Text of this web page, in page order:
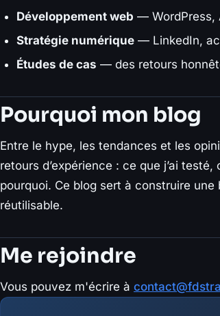
Développement web — WordPress,
Stratégie numérique — LinkedIn,
Études de cas — des retours
Pourquoi mon blog
Entre le hype, les tendances et les
retours d’expérience : ce que j’ai
pourquoi. Ce blog sert à construire
réutilisable.
Me rejoindre
Vous pouvez m'écrire à